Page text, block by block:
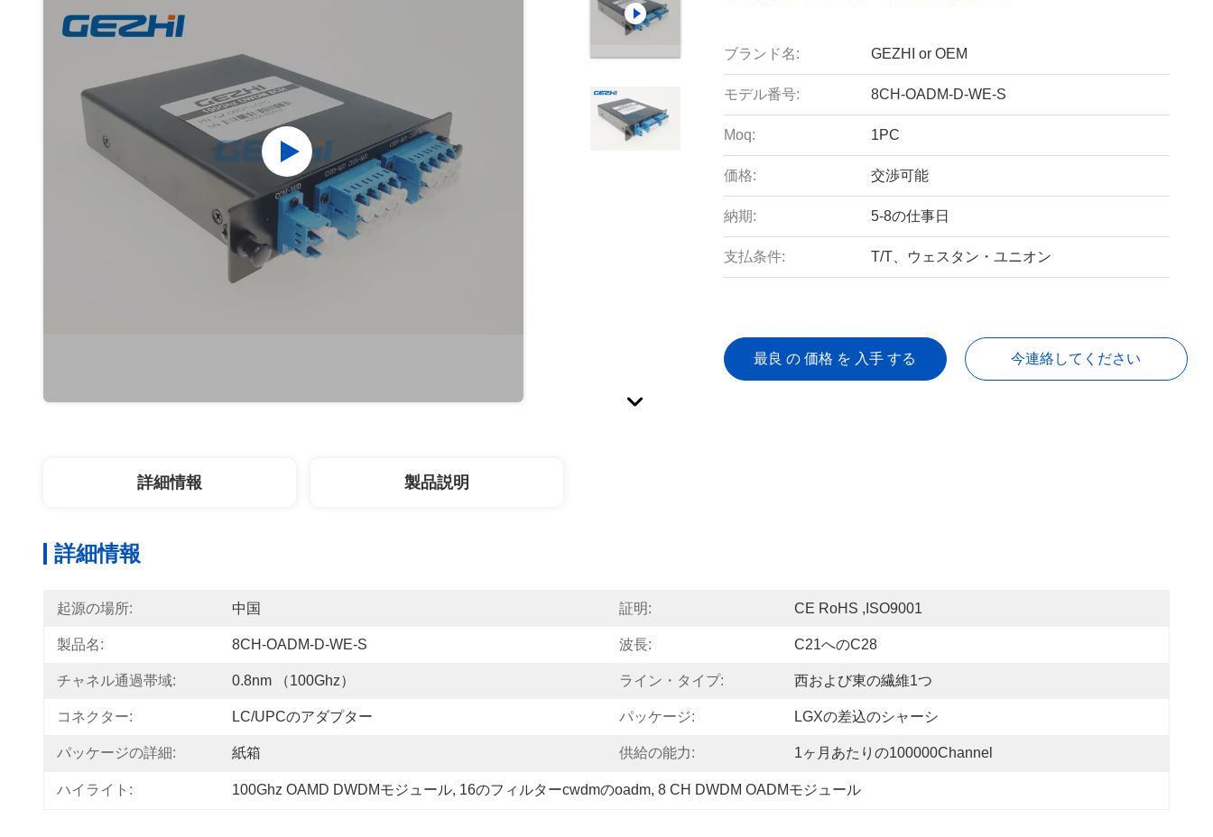
ブランド名: GEZHI or OEM
モデル番号: 8CH-OADM-D-WE-S
Moq: 1PC
価格: 交渉可能
納期: 5-8の仕事日
支払条件: T/T、ウェスタン・ユニオン
最良 の 価格 を 入手 する 今連絡してください
詳細情報 製品説明
詳細情報
起源の場所: 中国 証明: CE RoHS ,ISO9001
製品名: 8CH-OADM-D-WE-S 波長: C21へのC28
チャネル通過帯域: 0.8nm （100Ghz） ライン・タイプ: 西および東の繊維1つ
コネクター: LC/UPCのアダプター パッケージ: LGXの差込のシャーシ
パッケージの詳細: 紙箱 供給の能力: 1ヶ月あたりの100000Channel
ハイライト: 100Ghz OAMD DWDMモジュール, 16のフィルターcwdmのoadm, 8 CH DWDM OADMモジュール